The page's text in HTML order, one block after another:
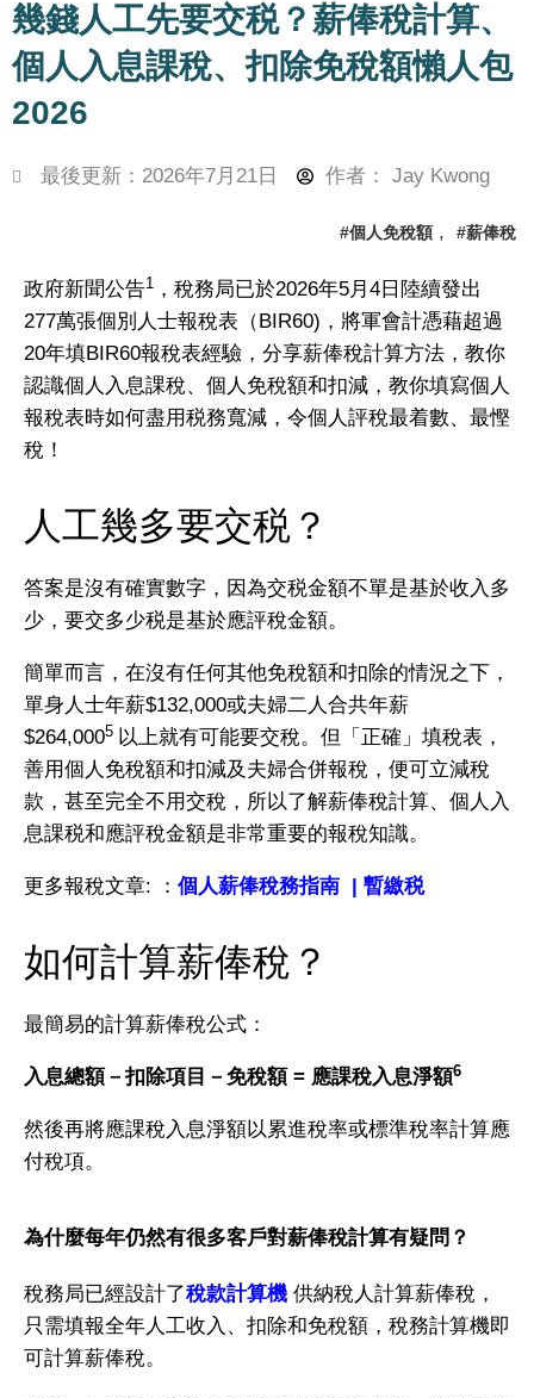
幾錢人工先要交税？薪俸稅計算、
個人入息課稅、扣除免稅額懶人包
2026
最後更新：2026年7月21日 作者： Jay Kwong
#個人免稅額 , #薪俸稅
政府新聞公告1
，稅務局已於2026年5月4日陸續發出
277萬張個別人士報稅表（BIR60)，將軍會計憑藉超過
20年填BIR60報稅表經驗，分享薪俸稅計算方法，教你
認識個人入息課稅、個人免稅額和扣減，教你填寫個人
報稅表時如何盡用税務寬減，令個人評稅最着數、最慳
稅！
人工幾多要交税？
答案是沒有確實數字，因為交税金額不單是基於收入多
少，要交多少税是基於應評稅金額。
簡單而言，在沒有任何其他免稅額和扣除的情況之下，
單身人士年薪$132,000或夫婦二人合共年薪
$264,0005 以上就有可能要交稅。但「正確」填稅表，
善用個人免稅額和扣減及夫婦合併報稅，便可立減稅
款，甚至完全不用交稅，所以了解薪俸稅計算、個人入
息課税和應評稅金額是非常重要的報稅知識。
更多報稅文章: ： 個人薪俸稅務指南 暫繳税
如何計算薪俸稅？
最簡易的計算薪俸稅公式：
入息總額－扣除項目－免稅額 = 應課稅入息淨額6
然後再將應課稅入息淨額以累進稅率或標準稅率計算應
付稅項。
為什麼每年仍然有很多客戶對薪俸稅計算有疑問？
稅務局已經設計了稅款計算機 供納稅人計算薪俸稅，
只需填報全年人工收入、扣除和免稅額，稅務計算機即
可計算薪俸稅。